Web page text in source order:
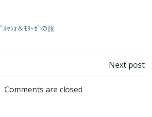
ﾙｯﾂｫ＆ﾓﾘｰｾﾞの旅
navigation
Next post
Comments are closed